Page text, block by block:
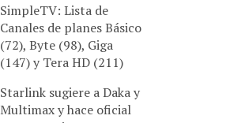
SimpleTV: Lista de
Canales de planes Básico
(72), Byte (98), Giga
(147) y Tera HD (211)
Starlink sugiere a Daka y
Multimax y hace oficial